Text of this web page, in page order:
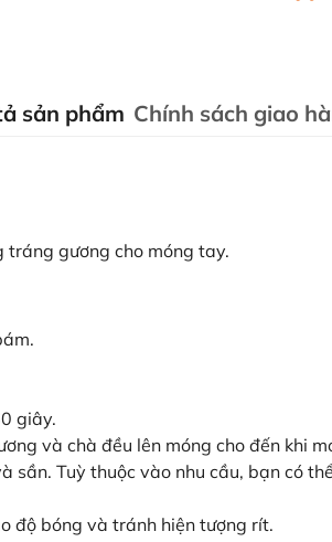
sản phẩm Chính sách giao
tráng gương cho móng tay.
giây.
và chà đều lên móng cho đến khi
Tuỳ thuộc vào nhu cầu, bạn có
độ bóng và tránh hiện tượng rít.